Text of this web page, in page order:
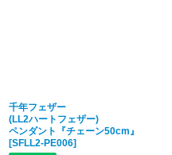
チェーン
コマ幅
メンズト
肩幅44cm / バス
千年フェザー
(LL2ハートフェザー)
ペンダント『チェーン50cm』
[SFLL2-PE006]